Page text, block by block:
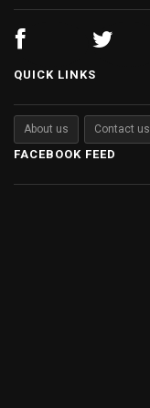
QUICK LINKS
About us Contact us
FACEBOOK FEED